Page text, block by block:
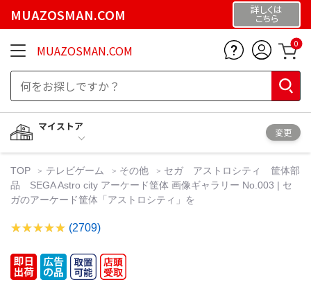
MUAZOSMAN.COM 詳しくは
こちら
MUAZOSMAN.COM 0
マイストア
変更
TOP テレビゲーム その他
セガ アストロシティ 筐体部
品 SEGA Astro city アーケード筐体 画像ギャラリー No.003 | セ
ガのアーケード筐体「アストロシティ」を
(2709)